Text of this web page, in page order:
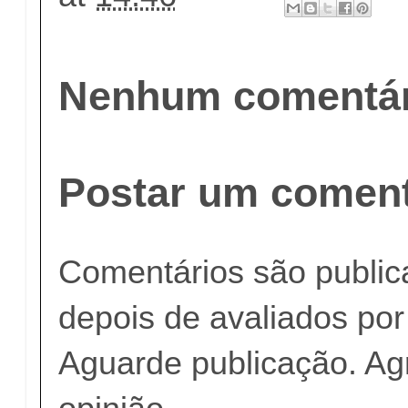
Nenhum
Postar um
Comentários são
depois de avaliados
Aguarde publicação.